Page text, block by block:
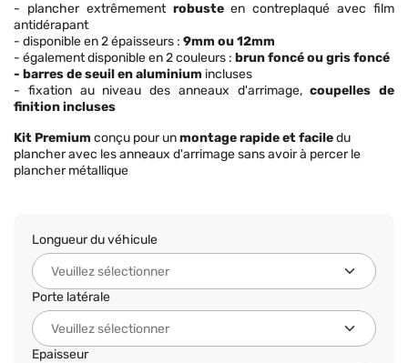
- plancher extrêmement robusteen contreplaqué avec film
antidérapant
- disponible en 2 épaisseurs : 9mm ou 12mm
- également disponible en 2 couleurs : brun foncé ou gris foncé
- barres de seuil en aluminium incluses
- fixation au niveau des anneaux d'arrimage,coupelles de
finition incluses
Kit Premium conçu pour unmontage rapide et faciledu
plancher avec les anneaux d'arrimage sans avoir à percer le
plancher métallique
Longueur du véhicule
Porte latérale
Epaisseur